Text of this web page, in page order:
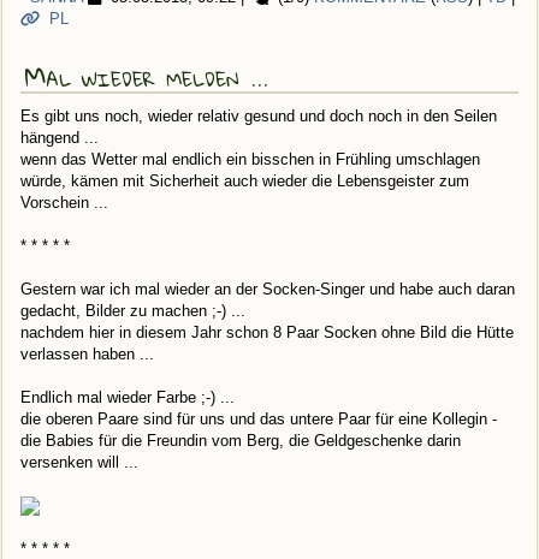
PL
Mal wieder melden ...
Es gibt uns noch, wieder relativ gesund und doch noch in den Seilen
hängend ...
wenn das Wetter mal endlich ein bisschen in Frühling umschlagen
würde, kämen mit Sicherheit auch wieder die Lebensgeister zum
Vorschein ...
* * * * *
Gestern war ich mal wieder an der Socken-Singer und habe auch daran
gedacht, Bilder zu machen ;-) ...
nachdem hier in diesem Jahr schon 8 Paar Socken ohne Bild die Hütte
verlassen haben ...
Endlich mal wieder Farbe ;-) ...
die oberen Paare sind für uns und das untere Paar für eine Kollegin -
die Babies für die Freundin vom Berg, die Geldgeschenke darin
versenken will ...
* * * * *